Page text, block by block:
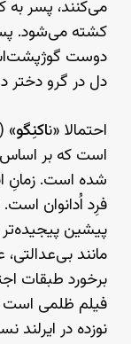
می‌کنند، پسر به
کشته می‌شود.
دوست
دل در گرو دختر
احتمالا «ناکنِگو
است که بر اساس
فرِد اُدانوان
پیشین پیجیده‌تر
مانند
برخورد طبقات
فیلم ظلمی است
نوزده در